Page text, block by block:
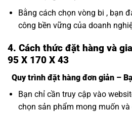
Bằng cách chọn vòng bi , bạn
công bền vững của doanh
4. Cách thức đặt hàng và
95 X 170 X 43
Quy trình đặt hàng đơn giản –
Bạn chỉ cần truy cập vào
chọn sản phẩm mong muốn